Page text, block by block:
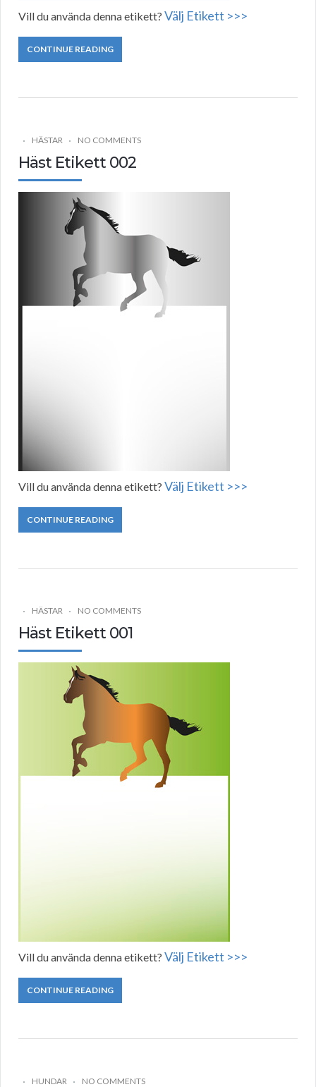
Vill du använda denna etikett? Välj Etikett >>>
CONTINUE READING
HÄSTAR NO COMMENTS
Häst Etikett 002
Vill du använda denna etikett? Välj Etikett >>>
CONTINUE READING
HÄSTAR NO COMMENTS
Häst Etikett 001
Vill du använda denna etikett? Välj Etikett >>>
CONTINUE READING
HUNDAR NO COMMENTS